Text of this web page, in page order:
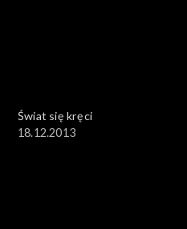
Świat się kręci
18.12.2013